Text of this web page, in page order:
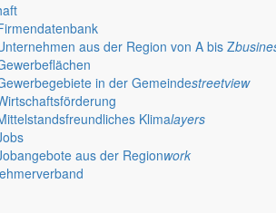
aus der Region von A bis Z
in der Gemeindestreetview
Klimalayers
aus der Regionwork